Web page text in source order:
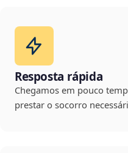
Resposta rápida
Chegamos em pouco
prestar o socorro